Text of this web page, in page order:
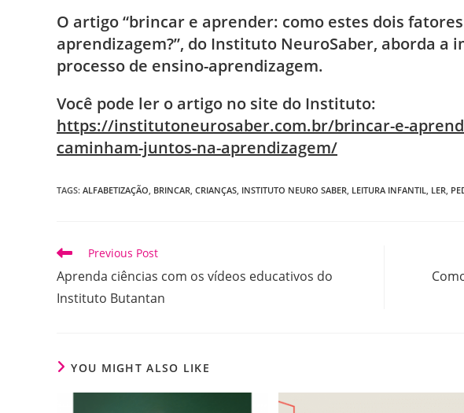
O artigo “brincar e aprender: como estes dois
aprendizagem?”, do Instituto NeuroSaber, aborda a
processo de ensino-aprendizagem.
Você pode ler o artigo no site do Instituto:
https://institutoneurosaber.com.br/brincar-e-
caminham-juntos-na-aprendizagem/
TAGS: ALFABETIZAÇÃO BRINCAR CRIANÇAS INSTITUTO NEURO SABER LEITURA INFANTIL LER
Read
articles
Previous Post
Aprenda ciências com os vídeos educativos do
Instituto Butantan
YOU MIGHT ALSO LIKE